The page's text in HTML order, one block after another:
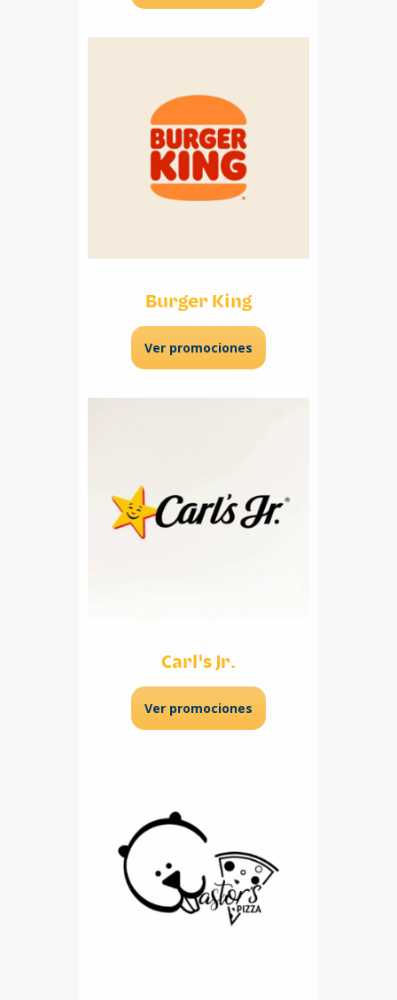
Burger King
Ver promociones
Carl's Jr.
Ver promociones